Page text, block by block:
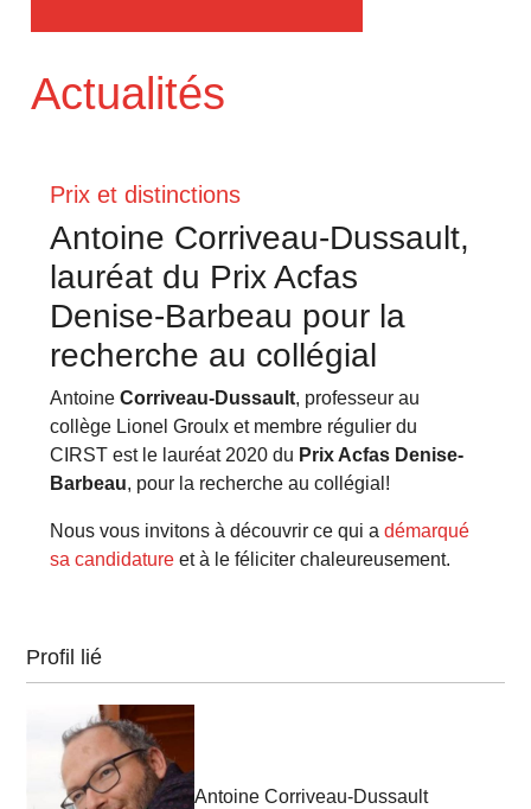
Actualités
Prix et distinctions
Antoine Corriveau-Dussault,
lauréat du Prix Acfas
Denise-Barbeau pour la
recherche au collégial
AntoineCorriveau-Dussault, professeur au
collège Lionel Groulx et membre régulier du
CIRST est le lauréat 2020 du Prix Acfas Denise-
Barbeau, pour la recherche au collégial!
Nous vous invitons à découvrir ce qui adémarqué
sa candidatureet à le féliciter chaleureusement.
Profil lié
Antoine Corriveau-Dussault